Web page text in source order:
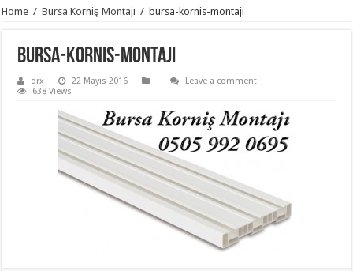
Home / Bursa Korniş Montajı / bursa-kornis-montaji
bursa-kornis-montaji
drx 22 Mayıs 2016
Leave a comment
638 Views